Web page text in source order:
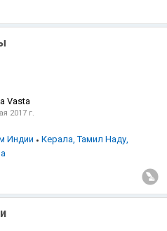
Vasta
2017 г.
Индии
Керала, Тамил Наду,